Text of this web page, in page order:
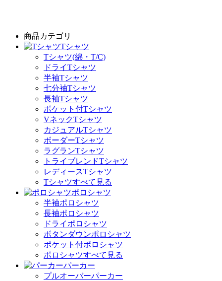
商品カテゴリ
Tシャツ
Tシャツ(綿・T/C)
ドライTシャツ
半袖Tシャツ
七分袖Tシャツ
長袖Tシャツ
ポケット付Tシャツ
VネックTシャツ
カジュアルTシャツ
ボーダーTシャツ
ラグランTシャツ
トライブレンドTシャツ
レディースTシャツ
Tシャツすべて見る
ポロシャツ
半袖ポロシャツ
長袖ポロシャツ
ドライポロシャツ
ボタンダウンポロシャツ
ポケット付ポロシャツ
ポロシャツすべて見る
パーカー
プルオーバーパーカー